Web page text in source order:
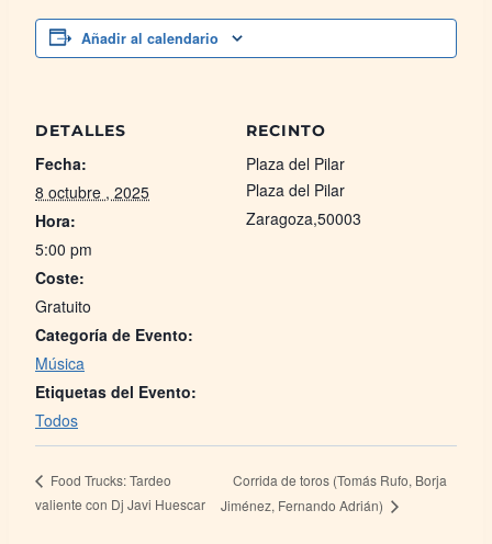
Añadir al calendario
DETALLES
Fecha:
8 octubre , 2025
Hora:
5:00 pm
Coste:
Gratuito
Categoría de Evento:
Música
Etiquetas del Evento:
Todos
RECINTO
Plaza del Pilar
Plaza del Pilar
Zaragoza,50003
Food Trucks: Tardeo
valiente con Dj Javi Huescar
Corrida de toros (Tomás Rufo, Borja
Jiménez, Fernando Adrián)